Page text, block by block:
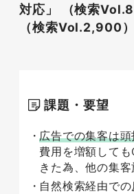
対応」 （検索
（検索Vol.2,900）
課題・要望
広告での集客は
費用を増額して
きた為、他の集
自然検索経由で